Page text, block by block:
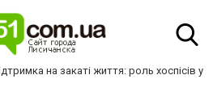
на закаті життя: роль хоспісів у